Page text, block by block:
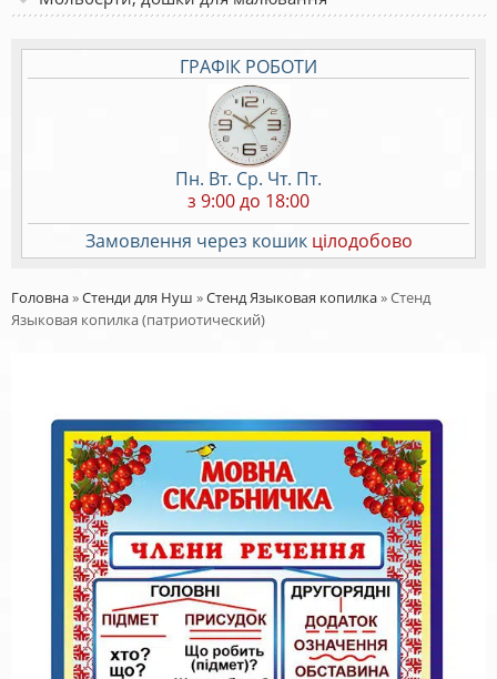
ГРАФІК РОБОТИ
Пн. Вт. Ср. Чт. Пт.
з 9:00 до 18:00
Замовлення через кошик цілодобово
Головна»Стенди для Нуш »Стенд Языковая копилка»Стенд
Языковая копилка (патриотический)